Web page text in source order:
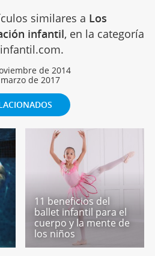
similares a Los
infantil, en la categoría
de 2014
de 2017
11 beneficios del
ballet infantil para el
cuerpo y la mente de
los niños